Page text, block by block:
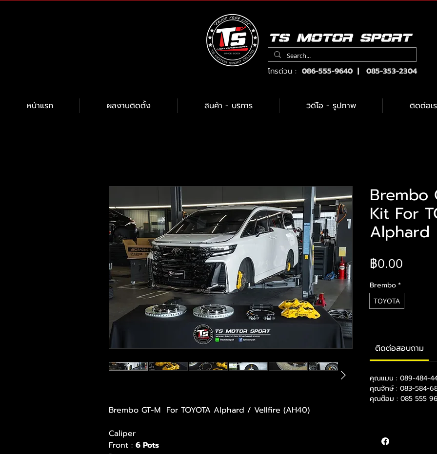
โทรด่วน : 086-555-9640 | 085-353-2304
หน้าแรก ผลงานติดตั้ง สินค้า - บริการ วิดีโอ - รูปภาพ ติดต่อเ
Brembo GT-M For TOYOTA Alphard / Vellfire (AH40)
Caliper
Front : 6 Pots
Brembo
Kit For
Alphard
฿0.00
Brembo*
TOYOTA
ติดต่อสอบถาม
คุณแมน : 089-484-
คุณจักษ์ : 083-584-
คุณต๊อม : 085 555